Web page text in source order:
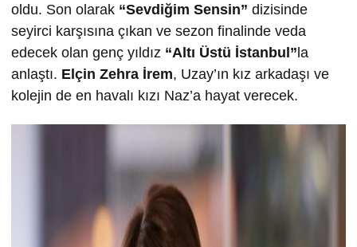
oldu. Son olarak “Sevdiğim Sensin” dizisinde
seyirci karşısına çıkan ve sezon finalinde veda
edecek olan genç yıldız “Altı Üstü İstanbul”la
anlaştı. Elçin Zehra İrem, Uzay’ın kız arkadaşı ve
kolejin de en havalı kızı Naz’a hayat verecek.